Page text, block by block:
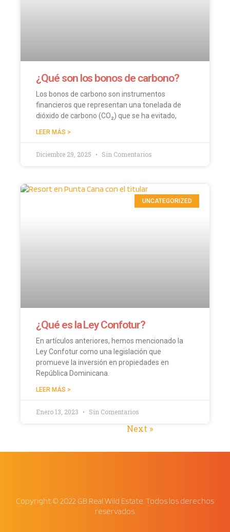
¿Qué son los bonos de carbono?
Los bonos de carbono son instrumentos
financieros que representan una tonelada de
dióxido de carbono (CO₂) que se ha evitado,
LEER MÁS >
Diciembre 29, 2025 Sin Comentarios
UNCATEGORIZED
¿Qué es la Ley Confotur?
En artículos anteriores, hemos mencionado la
Ley Confotur como una legislación que
promueve la inversión en propiedades en
República Dominicana.
LEER MÁS >
Enero 13, 2023 Sin Comentarios
Next »
Copyright © 2022 GB Real Wild Estate. Todos los derechos
reservados.